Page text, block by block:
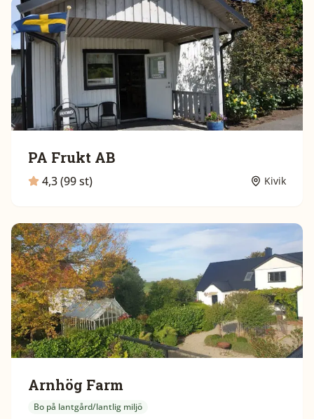
PA Frukt AB
4,3 (99 st) Kivik
Arnhög Farm
Bo på lantgård/lantlig miljö